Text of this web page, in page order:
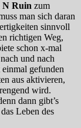
N Ruin zum
man sich daran
sinnvoll
richtigen Weg,
schon x-mal
und nach
gefunden
aus aktivieren,
wird.
dann gibt’s
Leben des